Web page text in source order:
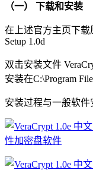
（一） 下载和安装
在上述官方主页下载
Setup 1.0d
双击安装文件
安装在C:\Program
安装过程与一般软件